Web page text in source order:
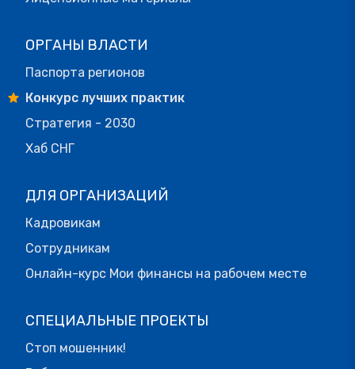
ОРГАНЫ ВЛАСТИ
Паспорта регионов
Конкурс лучших практик
Стратегия - 2030
Хаб СНГ
ДЛЯ ОРГАНИЗАЦИЙ
Кадровикам
Сотрудникам
Онлайн-курс Мои финансы на рабочем месте
СПЕЦИАЛЬНЫЕ ПРОЕКТЫ
Стоп мошенник!